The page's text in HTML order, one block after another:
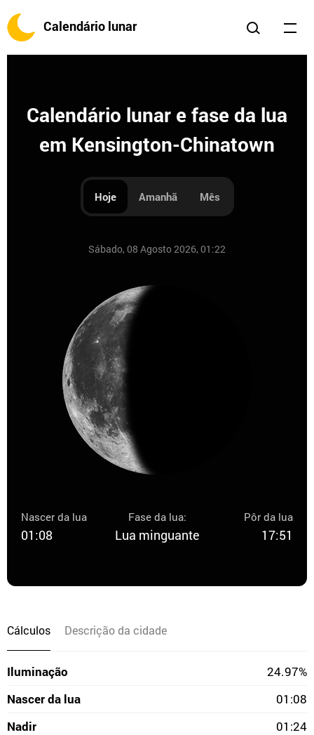
Calendário lunar
Calendário lunar e fase da lua
em Kensington-Chinatown
Hoje Amanhã Mês
Sábado, 08 Agosto 2026, 01:22
Nascer da lua
01:08
Fase da lua:
Lua minguante
Pôr da lua
17:51
Cálculos Descrição da cidade
Iluminação
24.97%
Nascer da lua
01:08
Nadir
01:24